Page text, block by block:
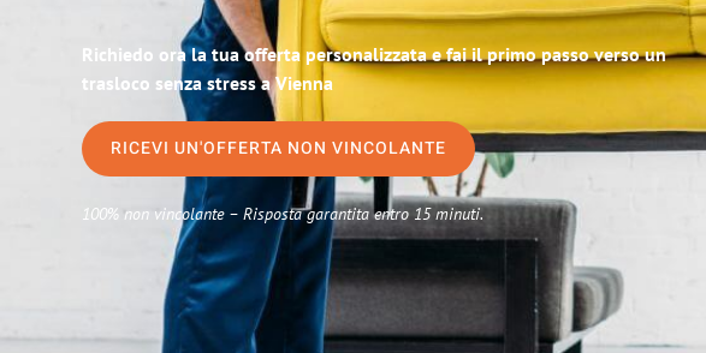
Richiedo ora la tua offerta personalizzata e fai il primo passo verso un
trasloco senza stress a Vienna
RICEVI UN'OFFERTA NON VINCOLANTE
100% non vincolante – Risposta garantita entro 15 minuti.